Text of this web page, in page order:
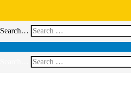
Search…